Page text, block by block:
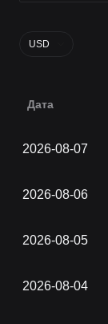
USD
Дата
2026-08-07
2026-08-06
2026-08-05
2026-08-04